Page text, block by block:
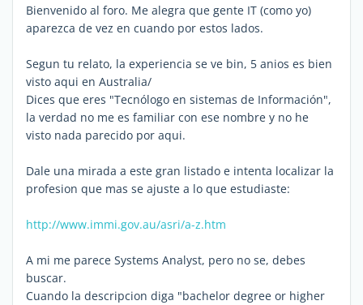
Bienvenido al foro. Me alegra que gente IT (como yo)
aparezca de vez en cuando por estos lados.
Segun tu relato, la experiencia se ve bin, 5 anios es bien
visto aqui en Australia/
Dices que eres "Tecnólogo en sistemas de Información",
la verdad no me es familiar con ese nombre y no he
visto nada parecido por aqui.
Dale una mirada a este gran listado e intenta localizar la
profesion que mas se ajuste a lo que estudiaste:
http://www.immi.gov.au/asri/a-z.htm
A mi me parece Systems Analyst, pero no se, debes
buscar.
Cuando la descripcion diga "bachelor degree or higher